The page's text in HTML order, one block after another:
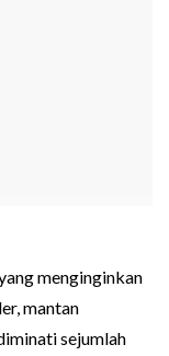
menginginkan
mantan
sejumlah